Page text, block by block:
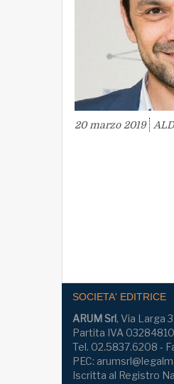
20 marzo 2019
SOCIETA' EDITRICE
ARUM Srl, Via Larga
Partita IVA
Tel. 02.5837.6208 -
PEC:
Iscritta al Registro